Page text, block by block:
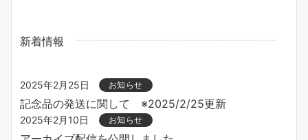
新着情報
2025年2月25日 お知らせ
記念品の発送に関して ※2025/2/25更新
2025年2月10日 お知らせ